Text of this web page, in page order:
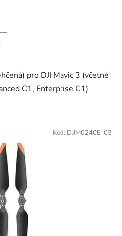
pro DJI Mavic 3 (včetně
C1, Enterprise C1)
Kód: DJIM0240E-03